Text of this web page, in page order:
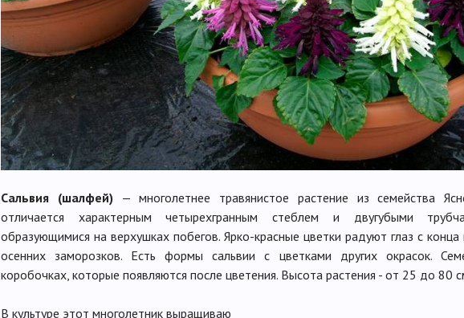
Сальвия (шалфей)— многолетнее травянистое растение из семейства
отличается характерным четырехгранным стеблем и двугубыми
образующимися на верхушках побегов. Ярко-красные цветки радуют глаз с
осенних заморозков. Есть формы сальвии с цветками других окрасок.
коробочках, которые появляются после цветения. Высота растения - от 25 до 80
В культуре этот многолетник выращиваю